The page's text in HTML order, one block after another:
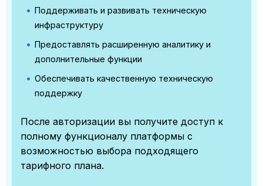
Поддерживать и развивать техническую
инфраструктуру
Предоставлять расширенную аналитику и
дополнительные функции
Обеспечивать качественную техническую
поддержку
После авторизации вы получите доступ к
полному функционалу платформы с
возможностью выбора подходящего
тарифного плана.